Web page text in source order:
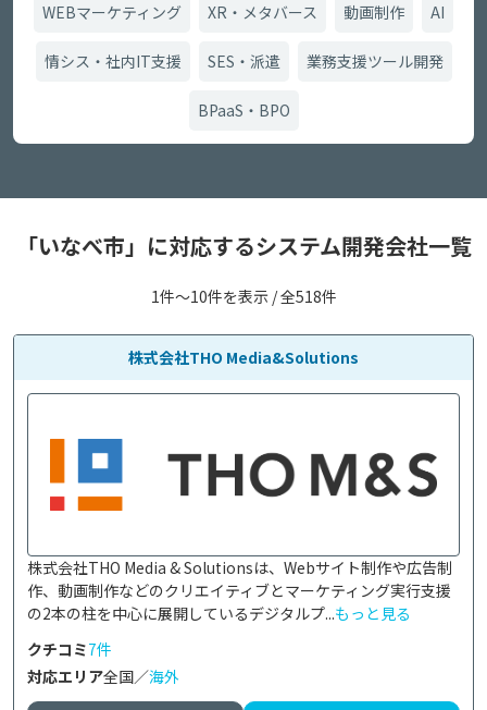
WEBマーケティング XR・メタバース 動画制作 AI
情シス・社内IT支援 SES・派遣 業務支援ツール開発
BPaaS・BPO
「いなべ市」に対応するシステム開発会社一覧
1件〜10件を表示 / 全518件
株式会社THO Media&Solutions
株式会社THO Media & Solutionsは、Webサイト制作や広告制
作、動画制作などのクリエイティブとマーケティング実行支援
の2本の柱を中心に展開しているデジタルプ...もっと見る
クチコミ7件
対応エリア全国／海外